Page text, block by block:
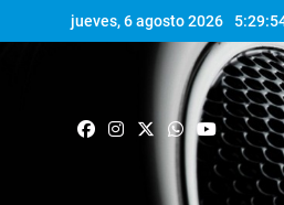
jueves, 6 agosto 2026